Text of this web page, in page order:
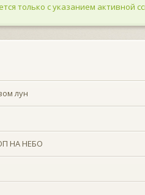
только с указанием активной
лун
НА НЕБО